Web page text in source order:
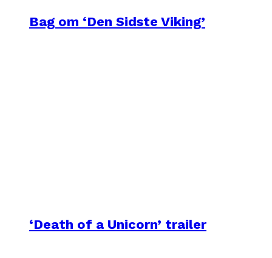
Bag om ‘Den Sidste Viking’
‘Death of a Unicorn’ trailer